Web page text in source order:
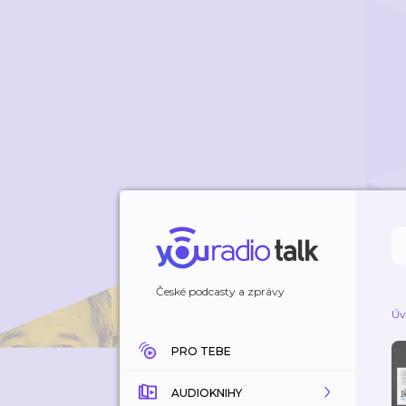
České podcasty a zprávy
PRO TEBE
AUDIOKNIHY